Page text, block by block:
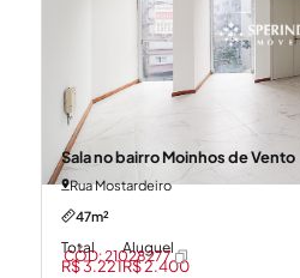
Sala no bairro Moinhos de Vento
Rua Mostardeiro
47m²
Total
R$ 3.221
Aluguel
R$ 2.400
CÓD: 21028277